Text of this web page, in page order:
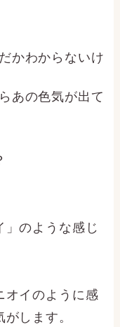
かわからないけ
あの色気が出て
」のような感じ
オイのように感
します。